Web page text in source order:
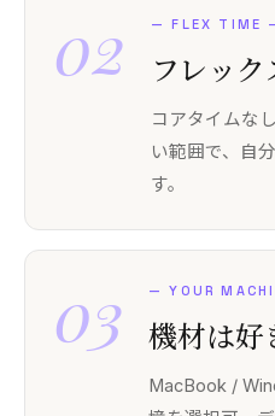
02 —FLEX TIME
フレッ
コアタイムな
い範囲で、自
す。
03 —YOUR
機材は好
MacBook /